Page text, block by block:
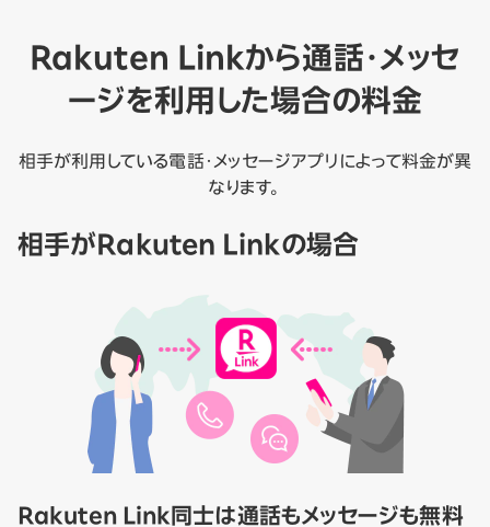
Rakuten Linkから通話・メッセ
ージを利用した場合の料金
相手が利用している電話・メッセージアプリによって料金が異
なります。
相手がRakuten Linkの場合
Rakuten Link同士は通話もメッセージも無料